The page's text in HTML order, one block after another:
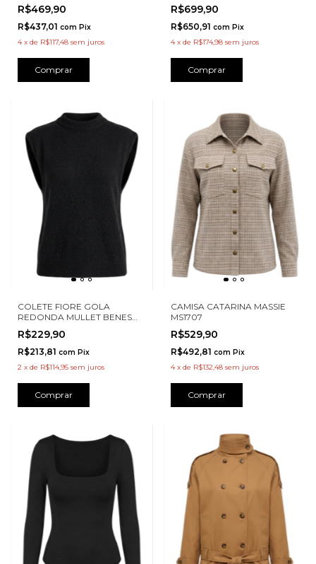
R$469,90
R$437,01 com Pix
4 x de R$117,48 sem juros
Comprar
R$699,90
R$650,91 com Pix
4 x de R$174,98 sem juros
Comprar
COLETE FIORE GOLA
REDONDA MULLET BENES
348799
R$229,90
R$213,81 com Pix
2 x de R$114,95 sem juros
Comprar
CAMISA CATARINA MASSIE
MS1707
R$529,90
R$492,81 com Pix
4 x de R$132,48 sem juros
Comprar